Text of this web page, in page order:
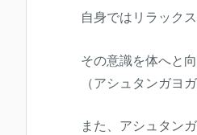
自身ではリラック
その意識を体へと
（アシュタンガヨ
また、アシュタン